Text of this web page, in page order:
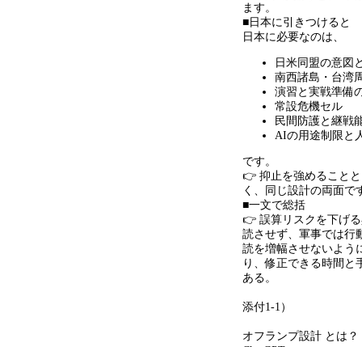
ます。
■日本に引きつけると
日本に必要なのは、
日米同盟の意図
南西諸島・台湾
演習と実戦準備
常設危機セル
民間防護と継戦
AIの用途制限と
です。
👉 抑止を強めること
く、同じ設計の両面で
■一文で総括
👉 誤算リスクを下げ
読させず、軍事では行
読を増幅させないよう
り、修正できる時間と
ある。
添付1-1 ）
オフランプ設計 とは？